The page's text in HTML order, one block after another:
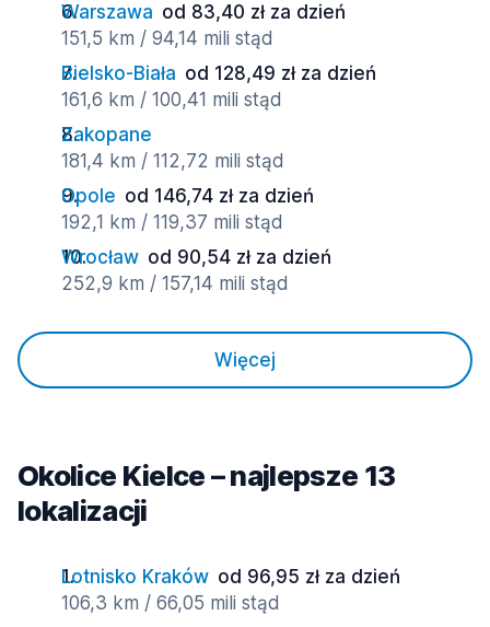
Warszawa od 83,40 zł za dzień
151,5 km / 94,14 mili stąd
Bielsko-Biała od 128,49 zł za dzień
161,6 km / 100,41 mili stąd
Zakopane
181,4 km / 112,72 mili stąd
Opole od 146,74 zł za dzień
192,1 km / 119,37 mili stąd
Wrocław od 90,54 zł za dzień
252,9 km / 157,14 mili stąd
Więcej
Okolice Kielce – najlepsze 13
lokalizacji
Lotnisko Kraków od 96,95 zł za dzień
106,3 km / 66,05 mili stąd